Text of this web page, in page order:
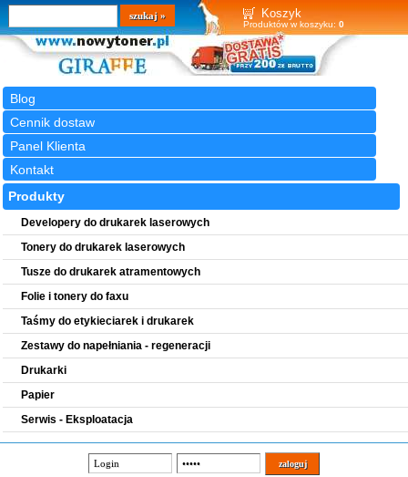
Koszyk
Produktów w koszyku: 0
Blog
Cennik dostaw
Panel Klienta
Kontakt
Wyszukiwarka
szukaj
Produkty
Developery do drukarek laserowych
Tonery do drukarek laserowych
Tusze do drukarek atramentowych
Folie i tonery do faxu
Taśmy do etykieciarek i drukarek
Zestawy do napełniania - regeneracji
Drukarki
Papier
Serwis - Eksploatacja